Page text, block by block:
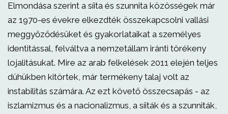
Elmondása szerint a síita és szunnita közösségek már
az 1970-es évekre elkezdték összekapcsolni vallási
meggyőződésüket és gyakorlataikat a személyes
identitással, felváltva a nemzetállam iránti törékeny
lojalitásukat. Mire az arab felkelések 2011 elején teljes
dühükben kitörtek, már termékeny talaj volt az
instabilitás számára. Az ezt követő összecsapás - az
iszlamizmus és a nacionalizmus, a síiták és a szunniták,